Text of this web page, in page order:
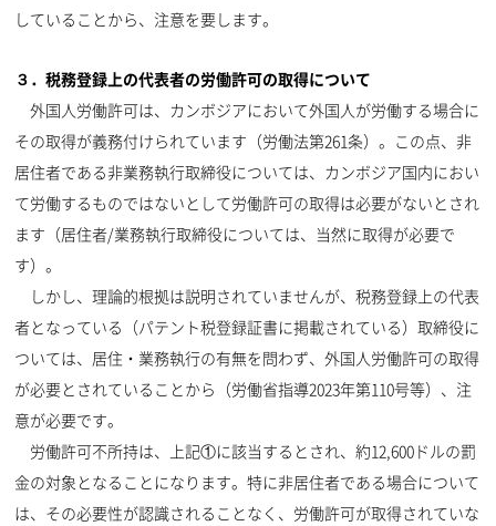
していることから、注意を要します。
３．税務登録上の代表者の労働許可の取得について
外国人労働許可は、カンボジアにおいて外国人が労働する場合に
その取得が義務付けられています（労働法第261条）。この点、非
居住者である非業務執行取締役については、カンボジア国内におい
て労働するものではないとして労働許可の取得は必要がないとされ
ます（居住者/業務執行取締役については、当然に取得が必要で
す）。
しかし、理論的根拠は説明されていませんが、税務登録上の代表
者となっている（パテント税登録証書に掲載されている）取締役に
ついては、居住・業務執行の有無を問わず、外国人労働許可の取得
が必要とされていることから（労働省指導2023年第110号等）、注
意が必要です。
労働許可不所持は、上記①に該当するとされ、約12,600ドルの罰
金の対象となることになります。特に非居住者である場合について
は、その必要性が認識されることなく、労働許可が取得されていな